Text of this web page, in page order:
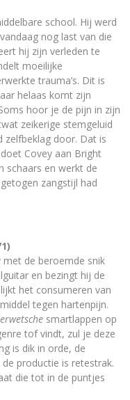
school. Hij werd
nog last van die
hij zijn verleden te
moeilijke
trauma’s. Dit is
helaas komt zijn
hoor je de pijn in zijn
zeikerige stemgeluid
zelfbeklag door. Dat is
Covey aan Bright
schaars en werkt de
zangstijl had
de beroemde snik
en bezingt hij de
het consumeren van
tegen hartenpijn.
smartlappen op
tof vindt, zul je deze
is dik in orde, de
productie is retestrak.
die tot in de puntjes